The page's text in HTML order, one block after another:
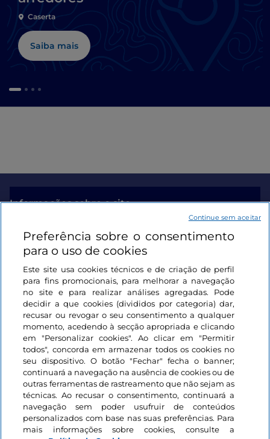
Caserta
Saiba mais
Informações sobre o site
Ligações úteis
Iniciar sessão
Mantenha-se em contacto
Preferência sobre o consentimento
para o uso de cookies
Este site usa cookies técnicos e de criação de perfil
para fins promocionais, para melhorar a navegação
no site e para realizar análises agregadas. Pode
decidir a que cookies (divididos por categoria) dar,
recusar ou revogar o seu consentimento a qualquer
momento, acedendo à secção apropriada e clicando
em "Personalizar cookies". Ao clicar em "Permitir
todos", concorda em armazenar todos os cookies no
seu dispositivo. O botão "Fechar" fecha o banner;
continuará a navegação na ausência de cookies ou de
outras ferramentas de rastreamento que não sejam as
técnicas. Ao recusar o consentimento, continuará a
navegação sem poder usufruir de conteúdos
personalizados com base nas suas preferências. Para
mais informações sobre cookies, consulte a
Continue sem aceitar